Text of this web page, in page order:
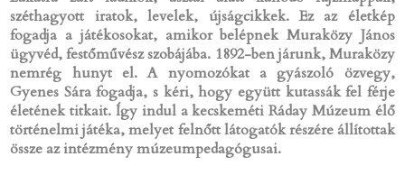
széthagyott iratok, levelek, újságcikkek. Ez az életkép
fogadja a játékosokat, amikor belépnek Muraközy János
ügyvéd, festőművész szobájába. 1892-ben járunk, Muraközy
nemrég hunyt el. A nyomozókat a gyászoló özvegy,
Gyenes Sára fogadja, s kéri, hogy együtt kutassák fel férje
életének titkait. Így indul a kecskeméti Ráday Múzeum élő
történelmi játéka, melyet felnőtt látogatók részére állítottak
össze az intézmény múzeumpedagógusai.